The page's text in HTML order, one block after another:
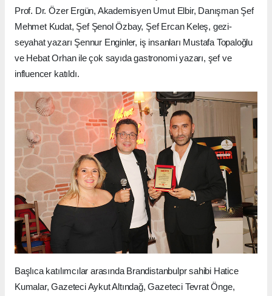
Prof. Dr. Özer Ergün, Akademisyen Umut Elbir, Danışman Şef
Mehmet Kudat, Şef Şenol Özbay, Şef Ercan Keleş, gezi-
seyahat yazarı Şennur Enginler, iş insanları Mustafa Topaloğlu
ve Hebat Orhan ile çok sayıda gastronomi yazarı, şef ve
influencer katıldı.
Başlıca katılımcılar arasında Brandistanbulpr sahibi Hatice
Kumalar, Gazeteci Aykut Altındağ, Gazeteci Tevrat Önge,